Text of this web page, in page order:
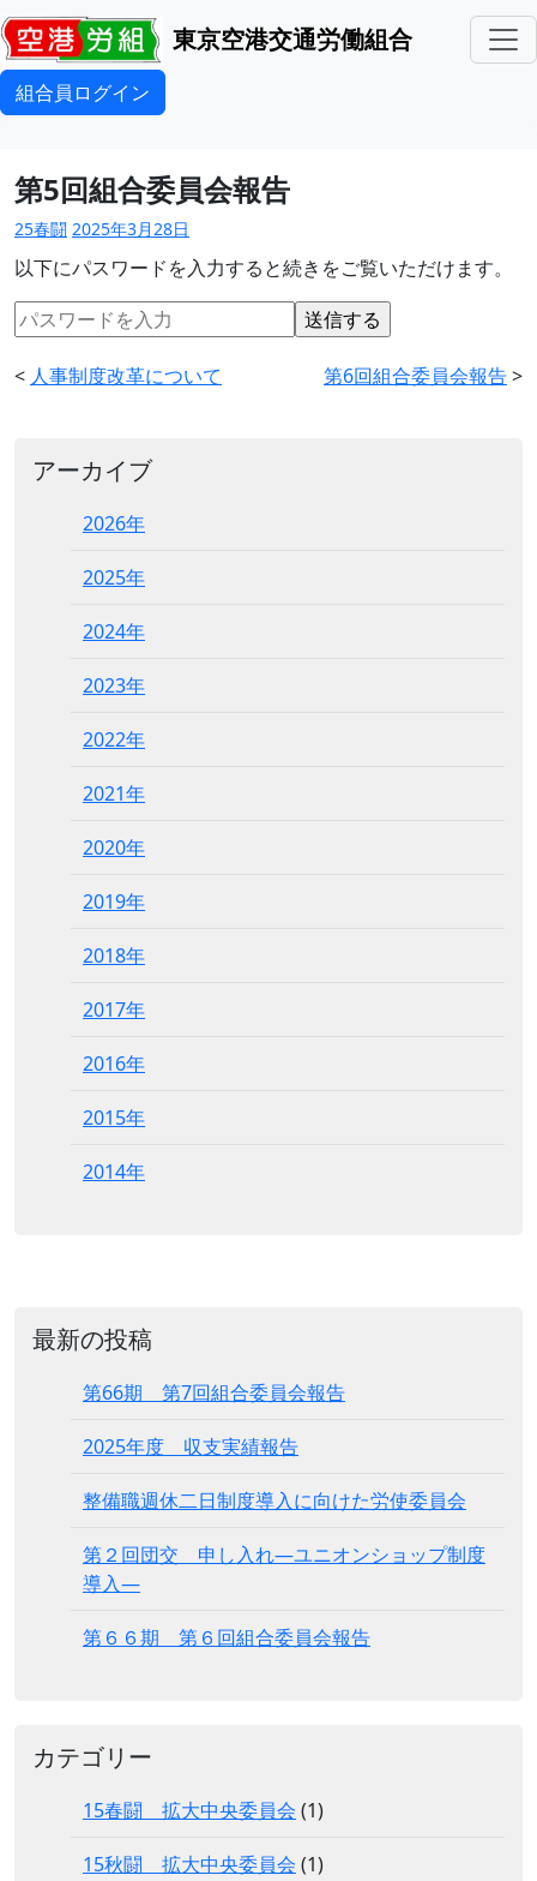
東京空港交通労働組合
組合員ログイン
アーカイブ
2026年
2025年
2024年
2023年
2022年
2021年
2020年
2019年
2018年
2017年
2016年
2015年
2014年
第5回組合委員会報告
25春闘 2025年3月28日
以下にパスワードを入力すると続きをご覧いただけます。
< 人事制度改革について 第6回組合委員会報告>
最新の投稿
第66期 第7回組合委員会報告
2025年度 収支実績報告
整備職週休二日制度導入に向けた労使委員会
第２回団交 申し入れ―ユニオンショップ制度
導入―
第６６期 第６回組合委員会報告
カテゴリー
15春闘 拡大中央委員会 (1)
15秋闘 拡大中央委員会 (1)